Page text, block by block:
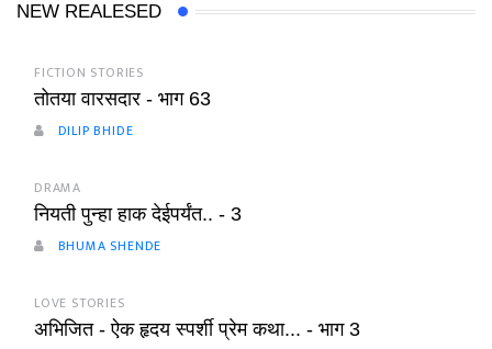
NEW REALESED
FICTION STORIES
तोतया वारसदार - भाग 63
DILIP BHIDE
DRAMA
नियती पुन्हा हाक देईपर्यंत.. - 3
BHUMA SHENDE
LOVE STORIES
अभिजित - ऐक हृदय स्पर्शी प्रेम कथा... - भाग 3